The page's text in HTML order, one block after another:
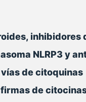
inhibidores
NLRP3 y
de citoquinas
de